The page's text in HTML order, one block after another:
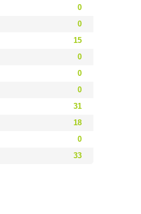
0
0
15
0
0
0
31
18
0
33